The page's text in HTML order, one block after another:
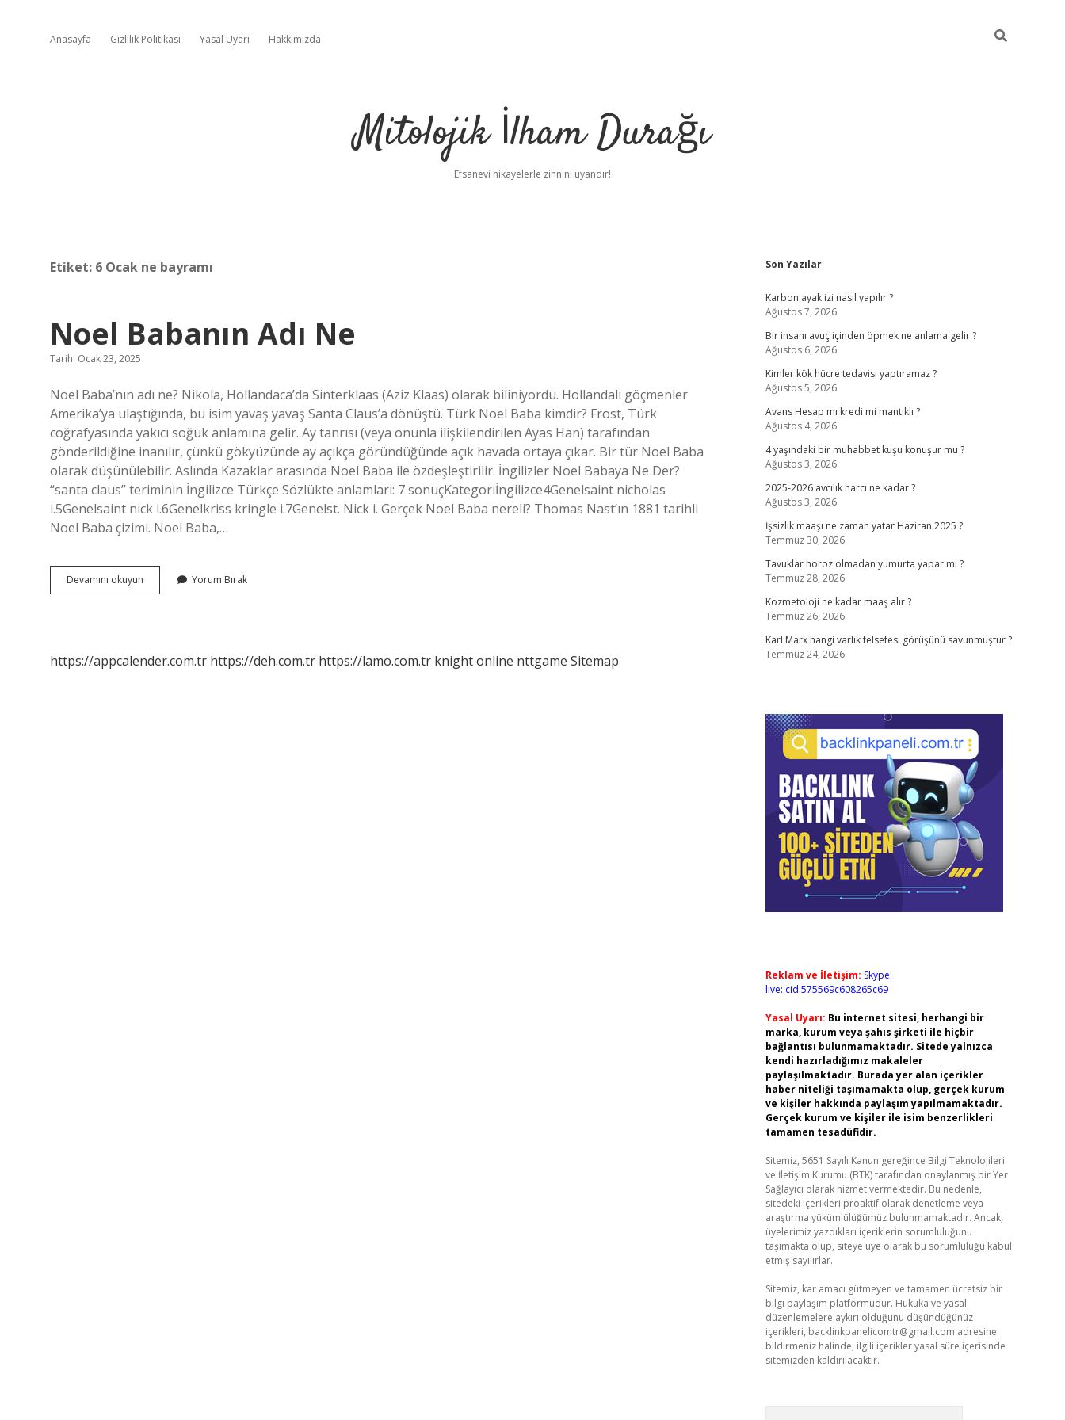
Anasayfa Gizlilik Politikası Yasal Uyarı Hakkımızda
Mitolojik İlham Durağı
Efsanevi hikayelerle zihnini uyandır!
Etiket: 6 Ocak ne bayramı
Noel Babanın Adı Ne
Tarih: Ocak 23, 2025
Noel Baba’nın adı ne? Nikola, Hollandaca’da Sinterklaas (Aziz Klaas) olarak biliniyordu. Hollandalı göçmenler
Amerika’ya ulaştığında, bu isim yavaş yavaş Santa Claus’a dönüştü. Türk Noel Baba kimdir? Frost, Türk
coğrafyasında yakıcı soğuk anlamına gelir. Ay tanrısı (veya onunla ilişkilendirilen Ayas Han) tarafından
gönderildiğine inanılır, çünkü gökyüzünde ay açıkça göründüğünde açık havada ortaya çıkar. Bir tür Noel Baba
olarak düşünülebilir. Aslında Kazaklar arasında Noel Baba ile özdeşleştirilir. İngilizler Noel Babaya Ne Der?
“santa claus” teriminin İngilizce Türkçe Sözlükte anlamları: 7 sonuçKategoriİngilizce4Genelsaint nicholas
i.5Genelsaint nick i.6Genelkriss kringle i.7Genelst. Nick i. Gerçek Noel Baba nereli? Thomas Nast’ın 1881 tarihli
Noel Baba çizimi. Noel Baba,…
Devamını okuyun
Babanın
Yorum Bırak
https://appcalender.com.tr https://deh.com.tr https://lamo.com.tr knight online nttgame Sitemap
Sidebar
Son Yazılar
Karbon ayak izi nasıl yapılır ?
Ağustos 7, 2026
Bir insanı avuç içinden öpmek ne anlama gelir ?
Ağustos 6, 2026
Kimler kök hücre tedavisi yaptıramaz ?
Ağustos 5, 2026
Avans Hesap mı kredi mi mantıklı ?
Ağustos 4, 2026
4 yaşındaki bir muhabbet kuşu konuşur mu ?
Ağustos 3, 2026
2025-2026 avcılık harcı ne kadar ?
Ağustos 3, 2026
İşsizlik maaşı ne zaman yatar Haziran 2025 ?
Temmuz 30, 2026
Tavuklar horoz olmadan yumurta yapar mı ?
Temmuz 28, 2026
Kozmetoloji ne kadar maaş alır ?
Temmuz 26, 2026
Karl Marx hangi varlık felsefesi görüşünü savunmuştur ?
Temmuz 24, 2026
Reklam ve İletişim: Skype:
live:.cid.575569c608265c69
Yasal Uyarı: Bu internet sitesi, herhangi bir
marka, kurum veya şahıs şirketi ile hiçbir
bağlantısı bulunmamaktadır. Sitede yalnızca
kendi hazırladığımız makaleler
paylaşılmaktadır. Burada yer alan içerikler
haber niteliği taşımamakta olup, gerçek kurum
ve kişiler hakkında paylaşım yapılmamaktadır.
Gerçek kurum ve kişiler ile isim benzerlikleri
tamamen tesadüfidir.
Sitemiz, 5651 Sayılı Kanun gereğince Bilgi Teknolojileri
ve İletişim Kurumu (BTK) tarafından onaylanmış bir Yer
Sağlayıcı olarak hizmet vermektedir. Bu nedenle,
sitedeki içerikleri proaktif olarak denetleme veya
araştırma yükümlülüğümüz bulunmamaktadır. Ancak,
üyelerimiz yazdıkları içeriklerin sorumluluğunu
taşımakta olup, siteye üye olarak bu sorumluluğu kabul
etmiş sayılırlar.
Sitemiz, kar amacı gütmeyen ve tamamen ücretsiz bir
bilgi paylaşım platformudur. Hukuka ve yasal
düzenlemelere aykırı olduğunu düşündüğünüz
içerikleri, backlinkpanelicomtr@gmail.com adresine
bildirmeniz halinde, ilgili içerikler yasal süre içerisinde
sitemizden kaldırılacaktır.